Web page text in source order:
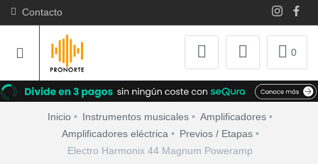
Contacto
0
Inicio Instrumentos musicales
Amplificadores
Amplificadores eléctrica
Previos / Etapas
Electro Harmonix 44 Magnum Poweramp